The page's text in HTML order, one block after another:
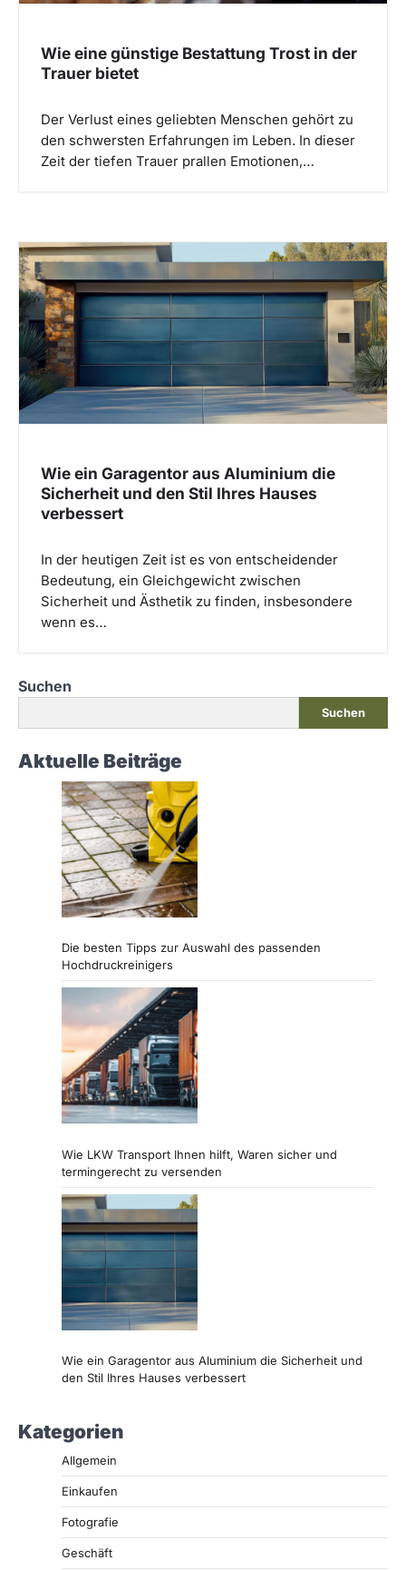
Wie eine günstige Bestattung Trost in der
Trauer bietet
Der Verlust eines geliebten Menschen gehört zu
den schwersten Erfahrungen im Leben. In dieser
Zeit der tiefen Trauer prallen Emotionen,…
Wie ein Garagentor aus Aluminium die
Sicherheit und den Stil Ihres Hauses
verbessert
In der heutigen Zeit ist es von entscheidender
Bedeutung, ein Gleichgewicht zwischen
Sicherheit und Ästhetik zu finden, insbesondere
wenn es…
Suchen
Suchen
Aktuelle Beiträge
Die besten Tipps zur Auswahl des passenden
Hochdruckreinigers
Wie LKW Transport Ihnen hilft, Waren sicher und
termingerecht zu versenden
Wie ein Garagentor aus Aluminium die Sicherheit und
den Stil Ihres Hauses verbessert
Kategorien
Allgemein
Einkaufen
Fotografie
Geschäft